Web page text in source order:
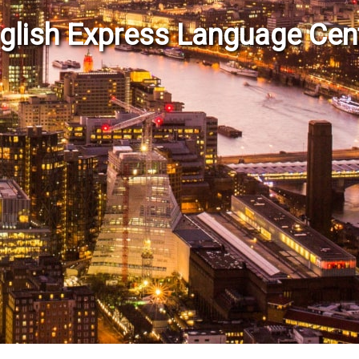
Express Language